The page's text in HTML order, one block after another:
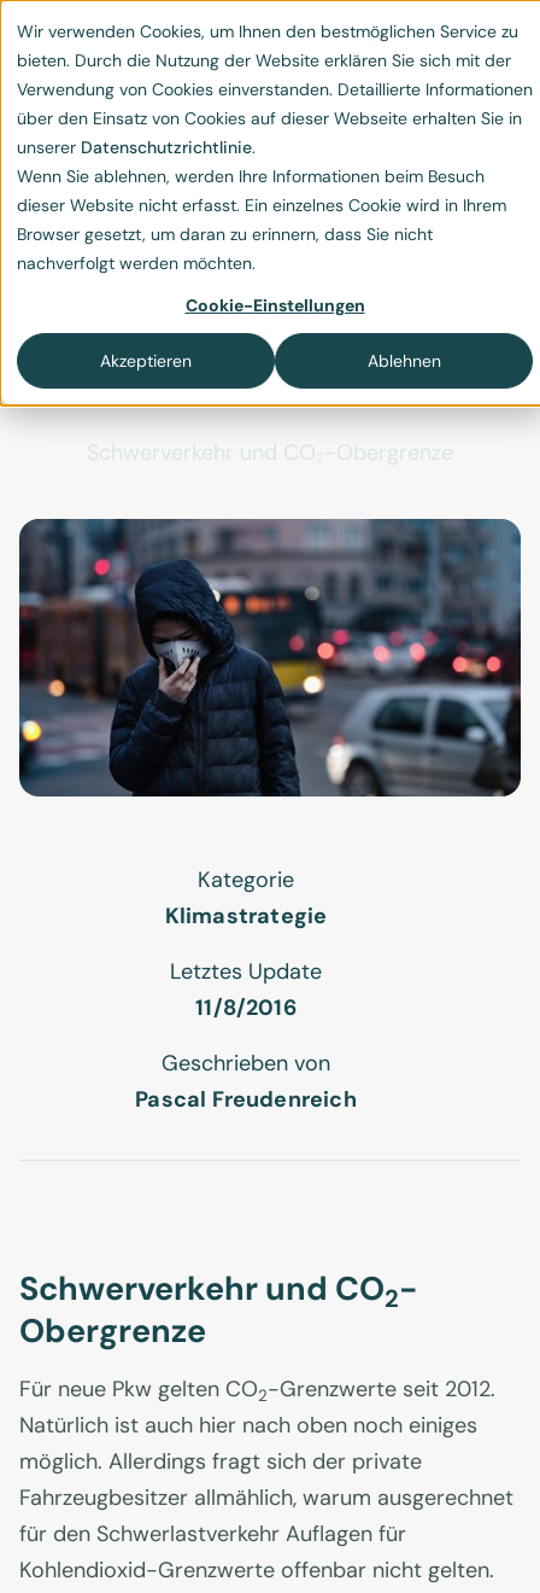
Wir verwenden Cookies, um Ihnen den bestmöglichen Service zu
bieten. Durch die Nutzung der Website erklären Sie sich mit der
Verwendung von Cookies einverstanden. Detaillierte Informationen
über den Einsatz von Cookies auf dieser Webseite erhalten Sie in
unserer Datenschutzrichtlinie.
Wenn Sie ablehnen, werden Ihre Informationen beim Besuch
dieser Website nicht erfasst. Ein einzelnes Cookie wird in Ihrem
Browser gesetzt, um daran zu erinnern, dass Sie nicht
nachverfolgt werden möchten.
Cookie-Einstellungen
Akzeptieren Ablehnen
Reduktion schädlicher
Abgase im Verkehr:
Verpflichtend für
Privatfahrer – Schonzeit
für den Lastverkehr?
Schwerverkehr und CO₂-Obergrenze
Kategorie
Klimastrategie
Letztes Update
11/8/2016
Geschrieben von
Pascal Freudenreich
Schwerverkehr und CO2-
Obergrenze
Für neue Pkw gelten CO2-Grenzwerte seit 2012.
Natürlich ist auch hier nach oben noch einiges
möglich. Allerdings fragt sich der private
Fahrzeugbesitzer allmählich, warum ausgerechnet
für den Schwerlastverkehr Auflagen für
Kohlendioxid-Grenzwerte offenbar nicht gelten.